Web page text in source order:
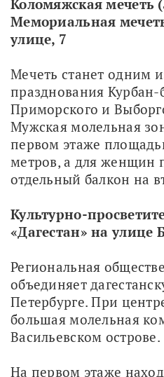
Коломяжская мечеть
Мемориальная
улице, 7
Мечеть станет одним
празднования
Приморского и
Мужская молельная
первом этаже
метров, а для женщин
отдельный балкон на
Культурно-
«Дагестан» на улице
Региональная
объединяет
Петербурге. При
большая молельная
Васильевском острове.
На первом этаже